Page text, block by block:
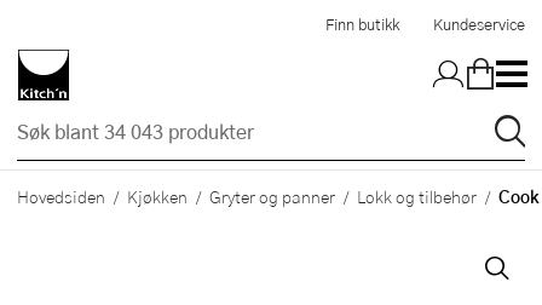
Finn butikk Kundeservice
Hovedsiden Kjøkken Gryter og panner Lokk og tilbehør